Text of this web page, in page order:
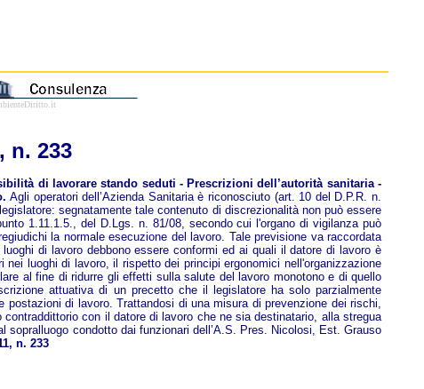
n. 233
di lavorare stando seduti - Prescrizioni dell’autorità sanitaria -
Agli operatori dell’Azienda Sanitaria è riconosciuto (art. 10 del D.P.R. n.
segnatamente tale contenuto di discrezionalità non può essere
1.11.1.5., del D.Lgs. n. 81/08, secondo cui l'organo di vigilanza può
la normale esecuzione del lavoro. Tale previsione va raccordata
di lavoro debbono essere conformi ed ai quali il datore di lavoro è
luoghi di lavoro, il rispetto dei principi ergonomici nell'organizzazione
al fine di ridurre gli effetti sulla salute del lavoro monotono e di quello
attuativa di un precetto che il legislatore ha solo parzialmente
postazioni di lavoro. Trattandosi di una misura di prevenzione dei rischi,
con il datore di lavoro che ne sia destinatario, alla stregua
sopralluogo condotto dai funzionari dell’A.S. Pres. Nicolosi, Est. Grauso
n. 233